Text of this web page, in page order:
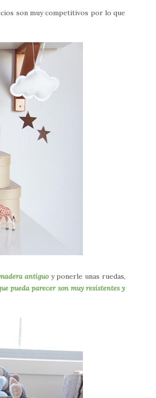
son muy competitivos por lo que
antiguo y ponerle unas ruedas,
pueda parecer son muy resistentes y